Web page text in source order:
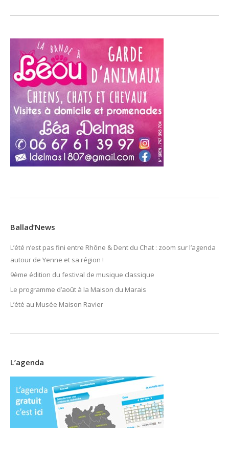
Ballad’News
L’été n’est pas fini entre Rhône & Dent du Chat : zoom sur l’agenda
autour de Yenne et sa région !
9ème édition du festival de musique classique
Le programme d’août à la Maison du Marais
L’été au Musée Maison Ravier
L’agenda